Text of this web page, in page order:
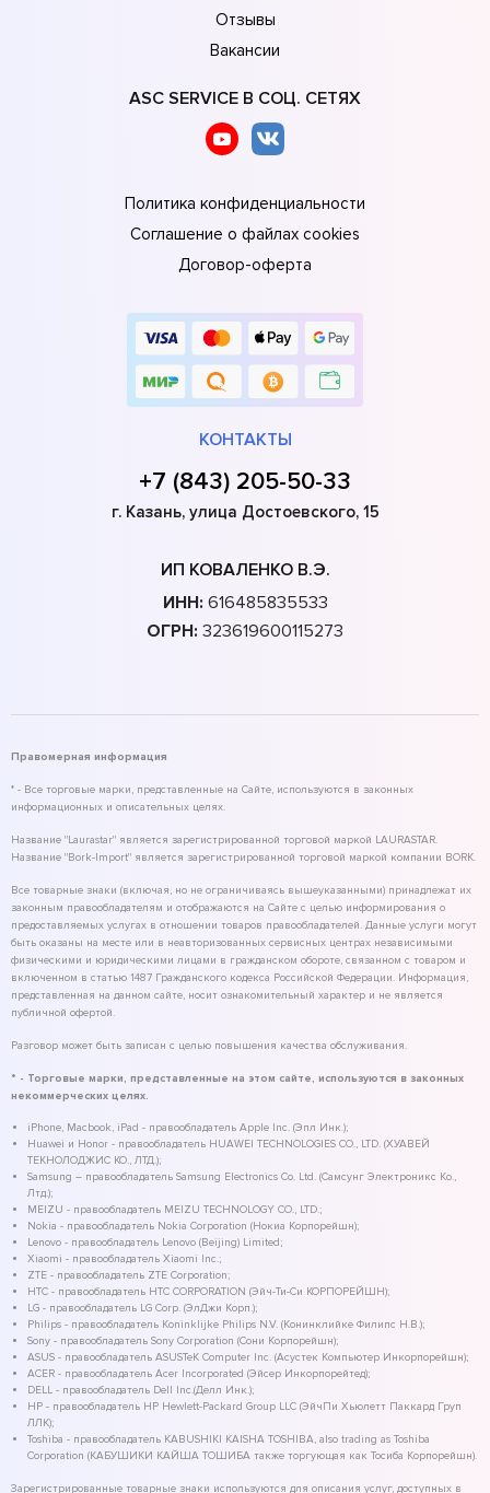
Отзывы
Вакансии
ASC SERVICE В СОЦ. СЕТЯХ
Политика конфиденциальности
Соглашение о файлах cookies
Договор-оферта
КОНТАКТЫ
+7 (843) 205-50-33
г. Казань, улица Достоевского, 15
ИП КОВАЛЕНКО В.Э.
ИНН: 616485835533
ОГРН: 323619600115273
Правомерная информация
* - Все торговые марки, представленные на Сайте, используются в законных
информационных и описательных целях.
Название "Laurastar" является зарегистрированной торговой маркой LAURASTAR.
Название "Bork-Import" является зарегистрированной торговой маркой компании BORK.
Все товарные знаки (включая, но не ограничиваясь вышеуказанными) принадлежат их
законным правообладателям и отображаются на Сайте с целью информирования о
предоставляемых услугах в отношении товаров правообладателей. Данные услуги могут
быть оказаны на месте или в неавторизованных сервисных центрах независимыми
физическими и юридическими лицами в гражданском обороте, связанном с товаром и
включенном в статью 1487 Гражданского кодекса Российской Федерации. Информация,
представленная на данном сайте, носит ознакомительный характер и не является
публичной офертой.
Разговор может быть записан с целью повышения качества обслуживания.
* - Торговые марки, представленные на этом сайте, используются в законных
некоммерческих целях.
iPhone, Macbook, iPad - правообладатель Apple Inc. (Эпл Инк.);
Huawei и Honor - правообладатель HUAWEI TECHNOLOGIES CO., LTD. (ХУАВЕЙ
ТЕКНОЛОДЖИС КО., ЛТД.);
Samsung – правообладатель Samsung Electronics Co. Ltd. (Самсунг Электроникс Ко.,
Лтд.);
MEIZU - правообладатель MEIZU TECHNOLOGY CO., LTD.;
Nokia - правообладатель Nokia Corporation (Нокиа Корпорейшн);
Lenovo - правообладатель Lenovo (Beijing) Limited;
Xiaomi - правообладатель Xiaomi Inc.;
ZTE - правообладатель ZTE Corporation;
HTC - правообладатель HTC CORPORATION (Эйч-Ти-Си КОРПОРЕЙШН);
LG - правообладатель LG Corp. (ЭлДжи Корп.);
Philips - правообладатель Koninklijke Philips N.V. (Конинклийке Филипс Н.В.);
Sony - правообладатель Sony Corporation (Сони Корпорейшн);
ASUS - правообладатель ASUSTeK Computer Inc. (Асустек Компьютер Инкорпорейшн);
ACER - правообладатель Acer Incorporated (Эйсер Инкорпорейтед);
DELL - правообладатель Dell Inc.(Делл Инк.);
HP - правообладатель HP Hewlett-Packard Group LLC (ЭйчПи Хьюлетт Паккард Груп
ЛЛК);
Toshiba - правообладатель KABUSHIKI KAISHA TOSHIBA, also trading as Toshiba
Corporation (КАБУШИКИ КАЙША ТОШИБА также торгующая как Тосиба Корпорейшн).
Зарегистрированные товарные знаки используются для описания услуг, доступных в